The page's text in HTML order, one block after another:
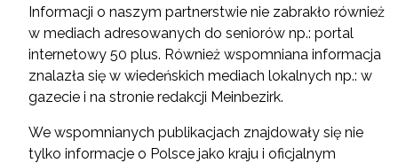
Informacji o naszym partnerstwie nie zabrakło również
w mediach adresowanych do seniorów np.: portal
internetowy 50 plus. Również wspomniana informacja
znalazła się w wiedeńskich mediach lokalnych np.: w
gazecie i na stronie redakcji Meinbezirk.
We wspomnianych publikacjach znajdowały się nie
tylko informacje o Polsce jako kraju i oficjalnym